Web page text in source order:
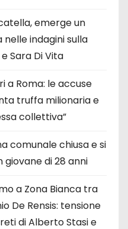
emerge un
indagini sulla
Sara Di Vita
a Roma: le accuse
truffa milionaria e
collettiva”
comunale chiusa e si
di 28 anni
a Zona Bianca tra
De Rensis: tensione
di Alberto Stasi e